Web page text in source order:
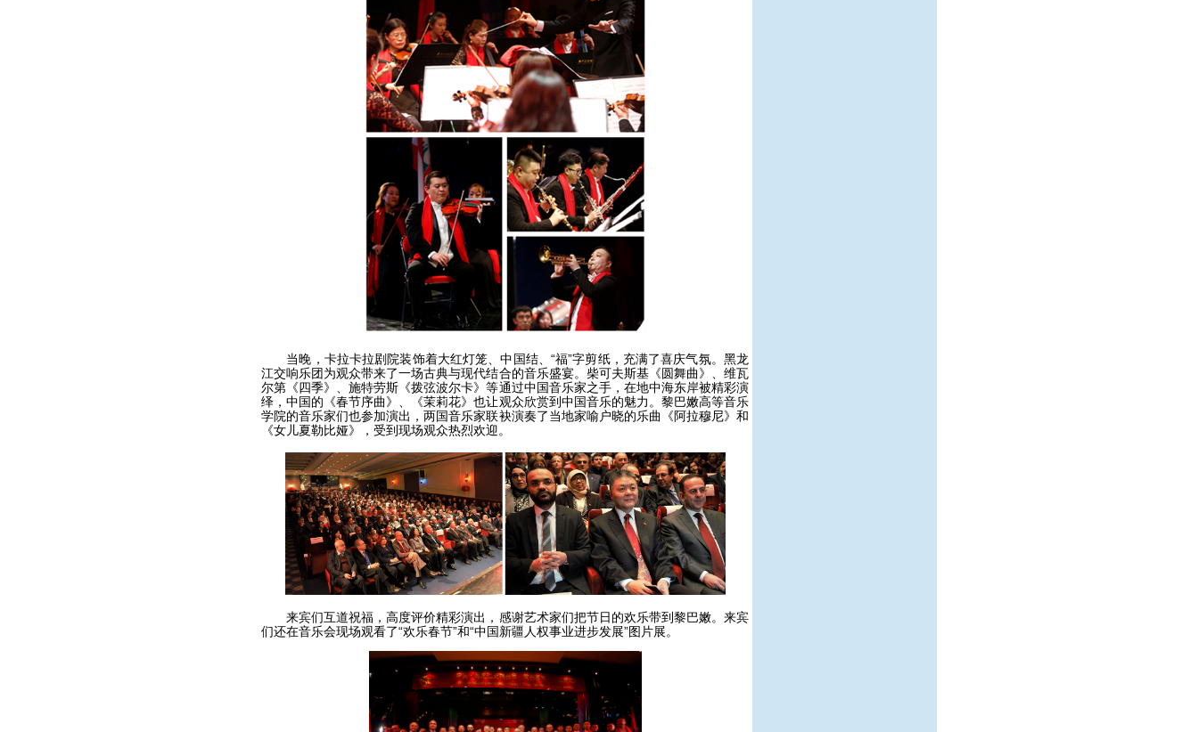
当晚，卡拉卡拉剧院装饰着大红灯笼、中国结、“福”字剪纸，充满了喜庆气氛。黑龙
江交响乐团为观众带来了一场古典与现代结合的音乐盛宴。柴可夫斯基《圆舞曲》、维瓦
尔第《四季》、施特劳斯《拨弦波尔卡》等通过中国音乐家之手，在地中海东岸被精彩演
绎，中国的《春节序曲》、《茉莉花》也让观众欣赏到中国音乐的魅力。黎巴嫩高等音乐
学院的音乐家们也参加演出，两国音乐家联袂演奏了当地家喻户晓的乐曲《阿拉穆尼》和
《女儿夏勒比娅》，受到现场观众热烈欢迎。
来宾们互道祝福，高度评价精彩演出，感谢艺术家们把节日的欢乐带到黎巴嫩。来宾
们还在音乐会现场观看了“欢乐春节”和“中国新疆人权事业进步发展”图片展。